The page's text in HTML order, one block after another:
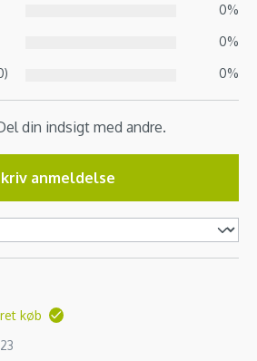
0%
0%
0%
din indsigt med andre.
anmeldelse
køb